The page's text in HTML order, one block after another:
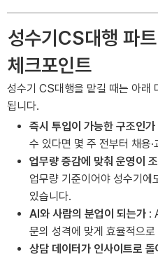
성수기CS대행 파
체크포인트
성수기 CS대행을 맡길 때는 아래
됩니다.
즉시 투입이 가능한 구조인가
수 있다면 몇 주 전부터 채용
업무량 증감에 맞춰 운영이
업무량 기준이어야 성수기에
있습니다.
AI와 사람의 분업이 되는가 :
문의 성격에 맞게 효율적으
상담 데이터가 인사이트로